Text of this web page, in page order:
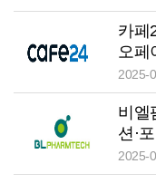
카페
오페
2025-
비엘
션·
썩’
2025-